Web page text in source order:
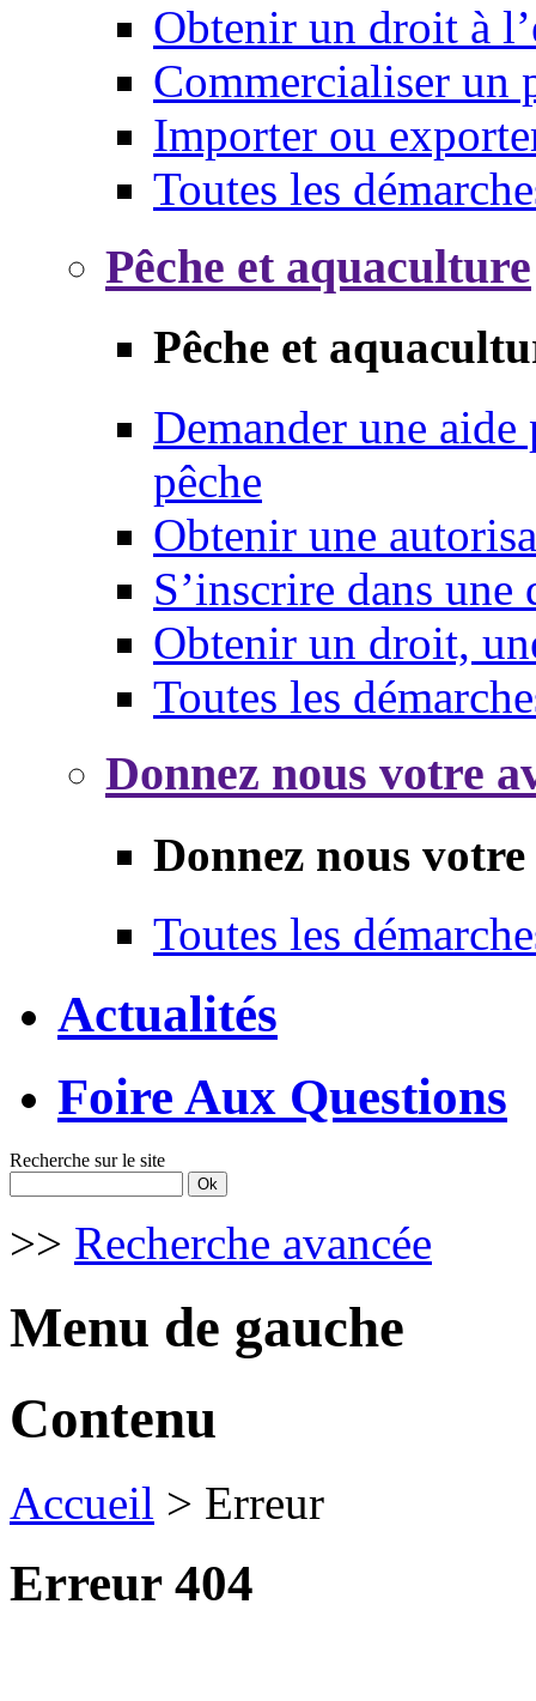
Obtenir un droit à
Commercialiser un
Importer ou
Toutes les
Pêche et aquaculture
Pêche et
Demander une
pêche
Obtenir une
S’inscrire dans une
Obtenir un droit,
Toutes les
Donnez nous votre
Donnez nous
Toutes les
Actualités
Foire Aux Questions
Recherche sur le site
>> Recherche avancée
Menu de gauche
Contenu
Accueil > Erreur
Erreur 404